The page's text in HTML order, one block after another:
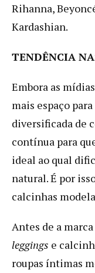
Rihanna,
Kardashian.
TENDÊNCIA
Embora as
mais espaço
diversificada de
contínua para
ideal ao qual
natural. É por
calcinhas
Antes de a
leggings e
roupas íntimas